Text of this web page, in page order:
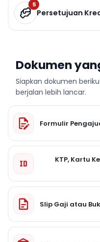
5
Persetujuan
Dokumen
Siapkan dokumen
berjalan lebih lancar.
Formulir
KTP, Kartu
Slip Gaji atau